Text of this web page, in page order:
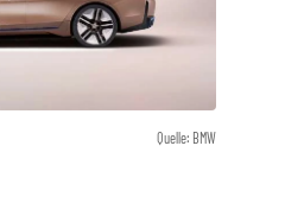
Quelle: BMW